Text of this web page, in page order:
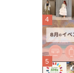
4
5